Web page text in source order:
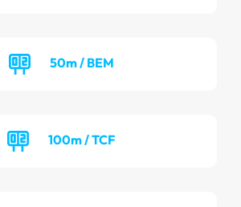
50m / BEM
100m / TCF